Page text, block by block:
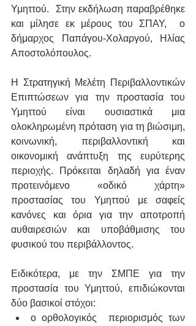
Υμηττού.  Στην εκδήλωση παραβρέθηκε
και μίλησε εκ μέρους του ΣΠΑΥ,  ο
δήμαρχος Παπάγου-Χολαργού, Ηλίας
Αποστολόπουλος.
Η Στρατηγική Μελέτη Περιβαλλοντικών
Επιπτώσεων για την προστασία του
Υμηττού είναι ουσιαστικά μια
ολοκληρωμένη πρόταση για τη βιώσιμη,
κοινωνική, περιβαλλοντική και
οικονομική ανάπτυξη της ευρύτερης
περιοχής. Πρόκειται δηλαδή για έναν
προτεινόμενο «οδικό χάρτη»
προστασίας του Υμηττού με σαφείς
κανόνες και όρια για την αποτροπή
αυθαιρεσιών και υποβάθμισης του
φυσικού του περιβάλλοντος.
Ειδικότερα, με την ΣΜΠΕ για την
προστασία του Υμηττού, επιδιώκονται
δύο βασικοί στόχοι:
ο ορθολογικός  περιορισμός των